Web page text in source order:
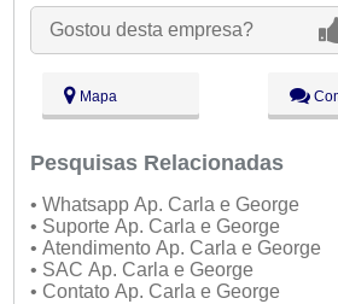
Qua:
09:00 - 18:00 ●Abre ás
Qui:
09:00 - 18:00
Sáb:
Dom:
Fechado
Gostou desta empresa?
Mapa
Pesquisas Relacionadas
• Whatsapp Ap. Carla e George
• Suporte Ap. Carla e George
• Atendimento Ap. Carla e George
• SAC Ap. Carla e George
• Contato Ap. Carla e George